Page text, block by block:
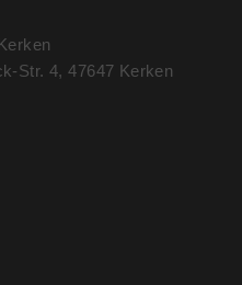
Str. 4, 47647 Kerken